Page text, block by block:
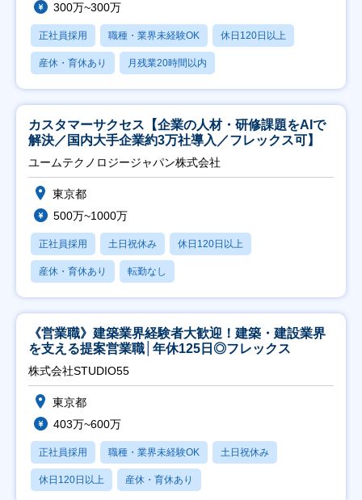
300万~300万
正社員採用 職種・業界未経験OK 休日120日以上
産休・育休あり 月残業20時間以内
カスタマーサクセス【企業の人材・研修課題をAIで
解決／国内大手企業約3万社導入／フレックス可】
ユームテクノロジージャパン株式会社
東京都
500万~1000万
正社員採用 土日祝休み 休日120日以上
産休・育休あり 転勤なし
《営業職》建築業界経験者大歓迎！建築・建設業界
を支える提案営業職│年休125日◎フレックス
株式会社STUDIO55
東京都
403万~600万
正社員採用 職種・業界未経験OK 土日祝休み
休日120日以上 産休・育休あり